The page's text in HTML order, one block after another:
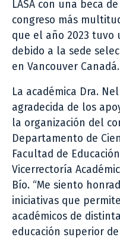
LASA con una beca
congreso más
que el año 2023 tuvo
debido a la sede
en Vancouver Canadá.
La académica Dra.
agradecida de los
la organización del
Departamento de
Facultad de
Vicerrectoría
Bío. “Me siento
iniciativas que
académicos de
educación superior